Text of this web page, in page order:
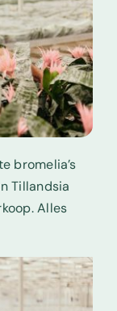
bromelia’s
Tillandsia
Alles